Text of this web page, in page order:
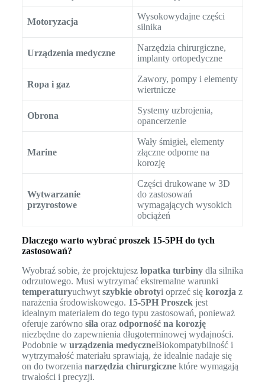
Motoryzacja
Wysokowydajne części
silnika
Urządzenia medyczne
Narzędzia chirurgiczne,
implanty ortopedyczne
Ropa i gaz
Zawory, pompy i elementy
wiertnicze
Obrona
Systemy uzbrojenia,
opancerzenie
Marine
Wały śmigieł, elementy
złączne odporne na
korozję
Wytwarzanie
przyrostowe
Części drukowane w 3D
do zastosowań
wymagających wysokich
obciążeń
Dlaczego warto wybrać proszek 15-5PH do tych
zastosowań?
Wyobraź sobie, że projektujesz łopatka turbinydla silnika
odrzutowego. Musi wytrzymać ekstremalne warunki
temperaturyuchwyt szybkie obrotyi oprzeć się korozja z
narażenia środowiskowego. 15-5PH Proszekjest
idealnym materiałem do tego typu zastosowań, ponieważ
oferuje zarówno siła oraz odporność na korozję
niezbędne do zapewnienia długoterminowej wydajności.
Podobnie w urządzenia medyczneBiokompatybilność i
wytrzymałość materiału sprawiają, że idealnie nadaje się
on do tworzenia narzędzia chirurgicznektóre wymagają
trwałości i precyzji.